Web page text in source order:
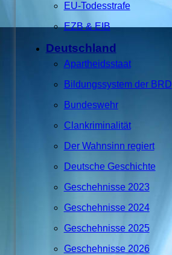
EU-Todesstrafe
EZB & EIB
Deutschland
Apartheidsstaat
Bildungssystem der BRD
Bundeswehr
Clankriminalität
Der Wahnsinn regiert
Deutsche Geschichte
Geschehnisse 2023
Geschehnisse 2024
Geschehnisse 2025
Geschehnisse 2026